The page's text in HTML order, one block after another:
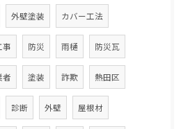
外壁塗装 カバー工法
事 防災 雨樋 防災瓦
者 塗装 詐欺 熱田区
診断 外壁 屋根材